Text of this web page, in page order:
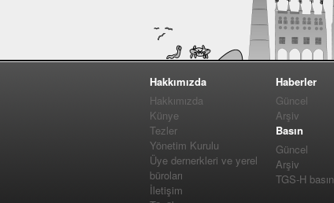
Hakkımızda
Hakkımızda
Künye
Tezler
Yönetim Kurulu
Üye dernerkleri ve yerel
büroları
İletişim
Haberler
Güncel
Arşiv
Basın
Güncel
Arşiv
TGS-H